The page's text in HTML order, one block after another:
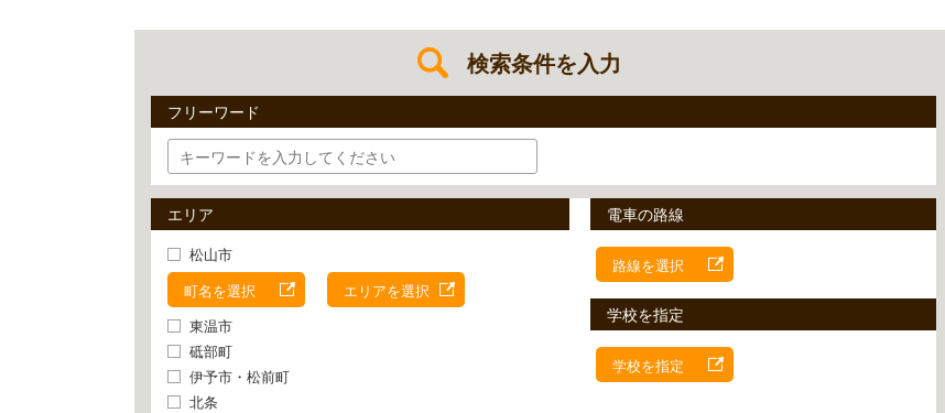
検索条件を入力
フリーワード
エリア
松山市
町名を選択
エリアを選択
東温市
砥部町
伊予市・松前町
北条
電車の路線
路線を選択
学校を指定
学校を指定